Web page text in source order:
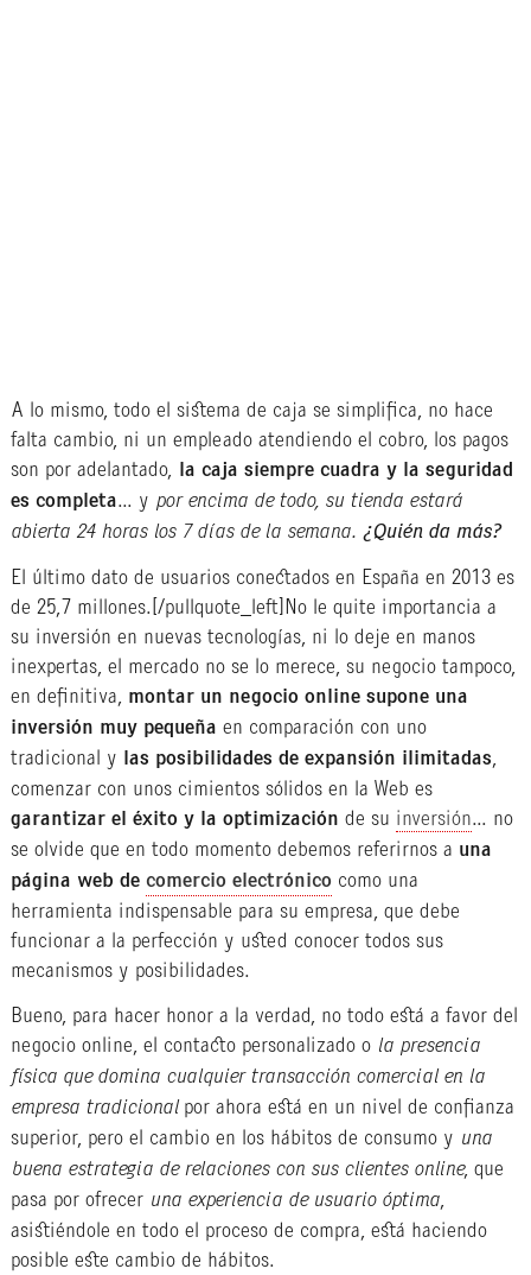
A lo mismo, todo el sistema de caja se simplifica, no hace
falta cambio, ni un empleado atendiendo el cobro, los pagos
son por adelantado, la caja siempre cuadra y la seguridad
es completa… y por encima de todo, su tienda estará
abierta 24 horas los 7 días de la semana. ¿Quién da más?
El último dato de usuarios conectados en España en 2013 es
de 25,7 millones. [/pullquote_left]No le quite importancia a
su inversión en nuevas tecnologías, ni lo deje en manos
inexpertas, el mercado no se lo merece, su negocio tampoco,
en definitiva, montar un negocio online supone una
inversión muy pequeña en comparación con uno
tradicional y las posibilidades de expansión ilimitadas,
comenzar con unos cimientos sólidos en la Web es
garantizar el éxito y la optimización de su inversión… no
se olvide que en todo momento debemos referirnos a una
página web de comercio electrónico como una
herramienta indispensable para su empresa, que debe
funcionar a la perfección y usted conocer todos sus
mecanismos y posibilidades.
Bueno, para hacer honor a la verdad, no todo está a favor del
negocio online, el contacto personalizado o la presencia
física que domina cualquier transacción comercial en la
empresa tradicionalpor ahora está en un nivel de confianza
superior, pero el cambio en los hábitos de consumo y una
buena estrategia de relaciones con sus clientes online, que
pasa por ofrecer una experiencia de usuario óptima,
asistiéndole en todo el proceso de compra, está haciendo
posible este cambio de hábitos.